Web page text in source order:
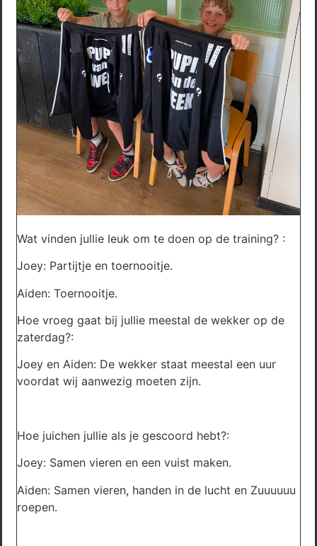
Wat vinden jullie leuk om te doen op de training? :
Joey: Partijtje en toernooitje.
Aiden: Toernooitje.
Hoe vroeg gaat bij jullie meestal de wekker op de
zaterdag?:
Joey en Aiden: De wekker staat meestal een uur
voordat wij aanwezig moeten zijn.
Hoe juichen jullie als je gescoord hebt?:
Joey: Samen vieren en een vuist maken.
Aiden: Samen vieren, handen in de lucht en Zuuuuuu
roepen.